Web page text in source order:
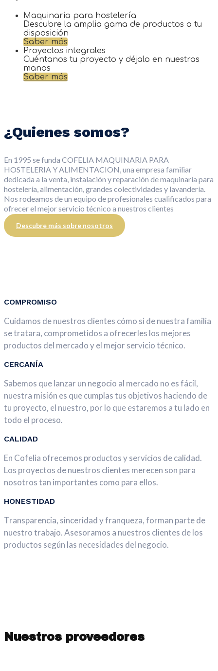
Maquinaria para hostelería
Descubre la amplia gama de productos a tu
disposición
Saber más
Proyectos integrales
Cuéntanos tu proyecto y déjalo en nuestras
manos
Saber más
¿Quienes somos?
En 1995 se funda COFELIA MAQUINARIA PARA
HOSTELERIA Y ALIMENTACION, una empresa familiar
dedicada a la venta, instalación y reparación de maquinaria para
hostelería, alimentación, grandes colectividades y lavandería.
Nos rodeamos de un equipo de profesionales cualificados para
ofrecer el mejor servicio técnico a nuestros clientes
Descubre más sobre nosotros
COMPROMISO
Cuidamos de nuestros clientes cómo si de nuestra familia
se tratara, comprometidos a ofrecerles los mejores
productos del mercado y el mejor servicio técnico.
CERCANÍA
Sabemos que lanzar un negocio al mercado no es fácil,
nuestra misión es que cumplas tus objetivos haciendo de
tu proyecto, el nuestro, por lo que estaremos a tu lado en
todo el proceso.
CALIDAD
En Cofelia ofrecemos productos y servicios de calidad.
Los proyectos de nuestros clientes merecen son para
nosotros tan importantes como para ellos.
HONESTIDAD
Transparencia, sinceridad y franqueza, forman parte de
nuestro trabajo. Asesoramos a nuestros clientes de los
productos según las necesidades del negocio.
Nuestros proveedores